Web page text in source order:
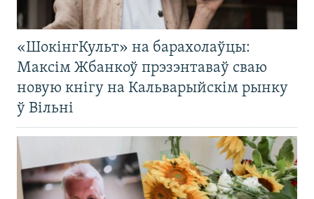
«ШокінгКульт» на барахолаўцы:
Максім Жбанкоў прэзэнтаваў сваю
новую кнігу на Кальварыйскім рынку
ў Вільні